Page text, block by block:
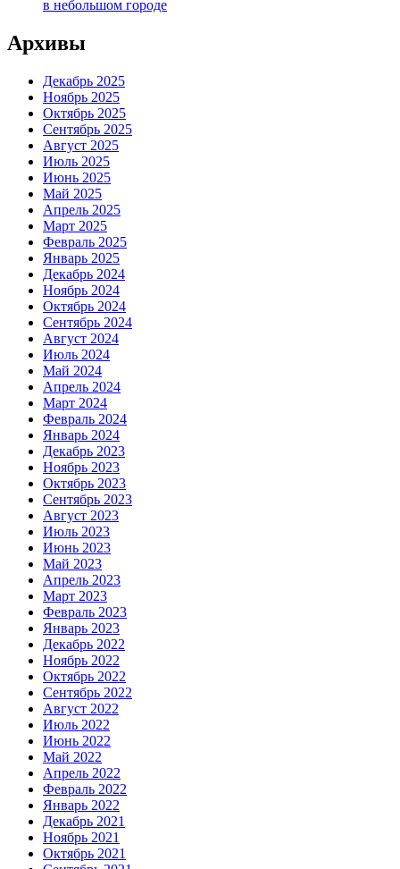
в небольшом городе
Архивы
Декабрь 2025
Ноябрь 2025
Октябрь 2025
Сентябрь 2025
Август 2025
Июль 2025
Июнь 2025
Май 2025
Апрель 2025
Март 2025
Февраль 2025
Январь 2025
Декабрь 2024
Ноябрь 2024
Октябрь 2024
Сентябрь 2024
Август 2024
Июль 2024
Май 2024
Апрель 2024
Март 2024
Февраль 2024
Январь 2024
Декабрь 2023
Ноябрь 2023
Октябрь 2023
Сентябрь 2023
Август 2023
Июль 2023
Июнь 2023
Май 2023
Апрель 2023
Март 2023
Февраль 2023
Январь 2023
Декабрь 2022
Ноябрь 2022
Октябрь 2022
Сентябрь 2022
Август 2022
Июль 2022
Июнь 2022
Май 2022
Апрель 2022
Февраль 2022
Январь 2022
Декабрь 2021
Ноябрь 2021
Октябрь 2021